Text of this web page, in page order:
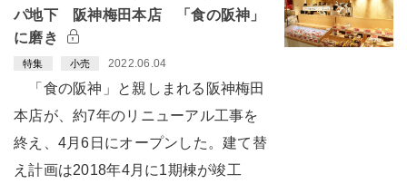
パ地下 阪神梅田本店 「食の阪神」
に磨き
特集 小売 2022.06.04
「食の阪神」と親しまれる阪神梅田
本店が、約7年のリニューアル工事を
終え、4月6日にオープンした。建て替
え計画は2018年4月に1期棟が竣工